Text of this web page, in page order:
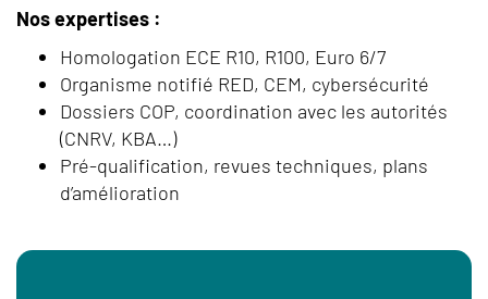
Nos expertises :
Homologation ECE R10, R100, Euro 6/7
Organisme notifié RED, CEM, cybersécurité
Dossiers COP, coordination avec les autorités
(CNRV, KBA…)
Pré-qualification, revues techniques, plans
d’amélioration